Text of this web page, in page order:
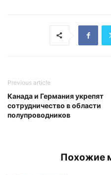
Previous article
Канада и Германия укрепят
сотрудничество в области
полупроводников
Похожие